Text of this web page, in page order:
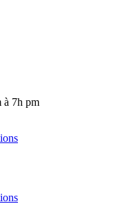
à 7h pm